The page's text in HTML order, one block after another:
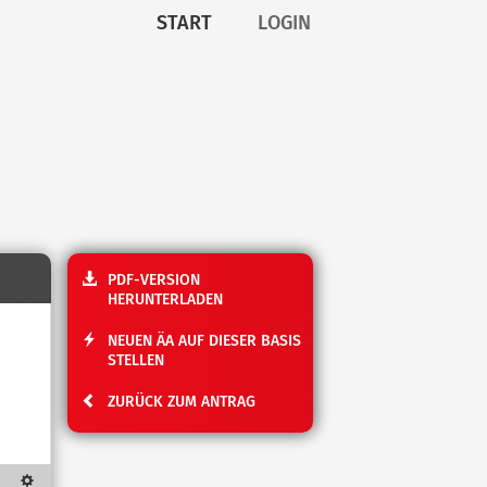
START LOGIN
Textdarstellung
PDF-VERSION
HERUNTERLADEN
NEUEN ÄA AUF DIESER BASIS
STELLEN
ZURÜCK ZUM ANTRAG